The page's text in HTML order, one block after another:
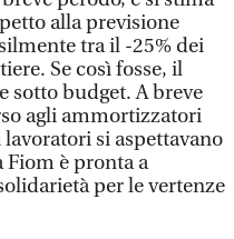
alla previsione
tra il -25% dei
Se così fosse, il
sotto budget. A breve
agli ammortizzatori
si aspettavano
Fiom è pronta a
per le vertenze